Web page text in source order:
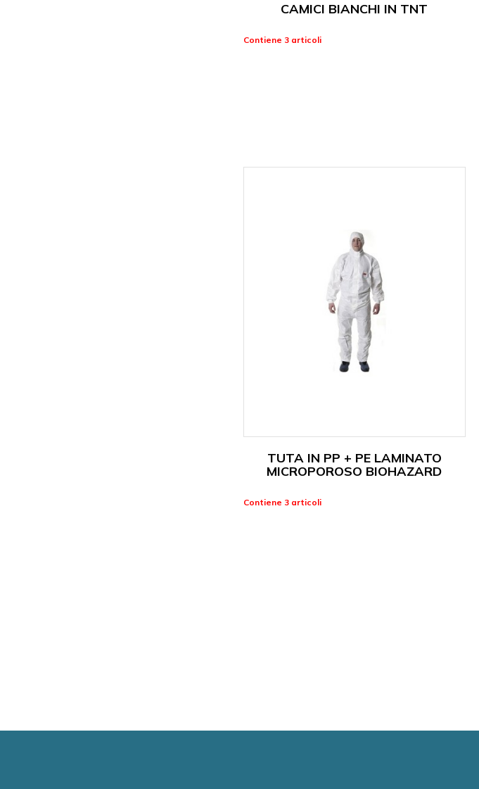
CAMICI BIANCHI IN TNT
Contiene 3 articoli
TUTA IN PP + PE LAMINATO
MICROPOROSO BIOHAZARD
Contiene 3 articoli